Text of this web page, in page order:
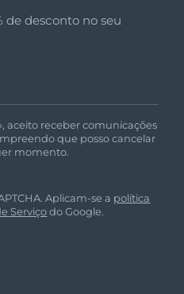
de desconto no seu
aceito receber comunicações
que posso cancelar
momento.
Aplicam-se a política
Serviçodo Google.